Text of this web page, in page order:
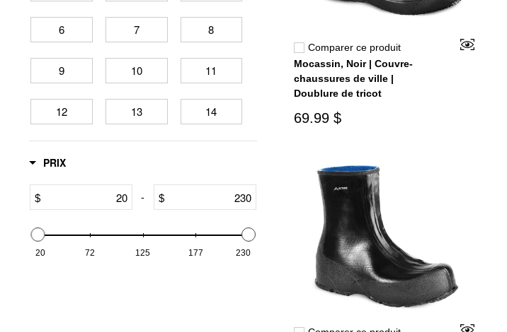
6 7 8
9 10 11
12 13 14
L XL XXL
PRIX
$ - $
20 72 125 177 230
Comparer ce produit
Mocassin, Noir | Couvre-
chaussures de ville |
Doublure de tricot
69.99 $